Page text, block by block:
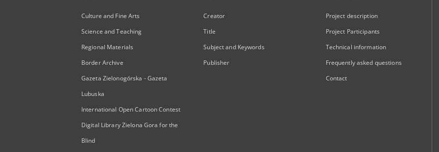
Culture and Fine Arts
Science and Teaching
Regional Materials
Border Archive
Gazeta Zielonogórska - Gazeta
Lubuska
International Open Cartoon Contest
Digital Library Zielona Gora for the
Blind
Creator
Title
Subject and Keywords
Publisher
Project description
Project Participants
Technical information
Frequently asked questions
Contact